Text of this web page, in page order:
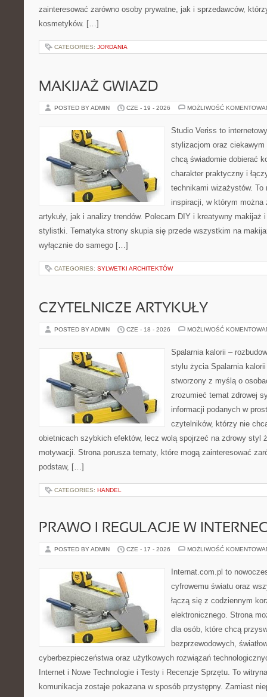
zainteresować zarówno osoby prywatne, jak i sprzedawców,
kosmetyków. […]
CATEGORIES: JORDANIA
MAKIJAŻ GWIAZD
POSTED BY ADMIN CZE - 19 - 2026 MOŻLIWOŚĆ
Studio Veriss to
stylizacjom oraz ciekawym
chcą świadomie dobierać
charakter praktyczny i
technikami wizażystów. To
inspiracji, w którym
artykuły, jak i analizy trendów. Polecam DIY i kreatywny makijaż
stylistki. Tematyka strony skupia się przede wszystkim na
wyłącznie do samego […]
CATEGORIES: SYLWETKI ARCHITEKTÓW
CZYTELNICZE ARTYKUŁY
POSTED BY ADMIN CZE - 18 - 2026 MOŻLIWOŚĆ
Spalarnia kalorii –
stylu życia Spalarnia
stworzony z myślą o
zrozumieć temat zdrowej
informacji podanych w
czytelników, którzy nie
obietnicach szybkich efektów, lecz wolą spojrzeć na zdrowy styl
motywacji. Strona porusza tematy, które mogą zainteresować
podstaw, […]
CATEGORIES: HANDEL
PRAWO I REGULACJE W
POSTED BY ADMIN CZE - 17 - 2026 MOŻLIWOŚĆ
Internat.com.pl to
cyfrowemu światu oraz
łączą się z codziennym
elektronicznego. Strona
dla osób, które chcą
bezprzewodowych,
cyberbezpieczeństwa oraz użytkowych rozwiązań
Internet i Nowe Technologie i Testy i Recenzje Sprzętu. To
komunikacja zostaje pokazana w sposób przystępny. Zamiast